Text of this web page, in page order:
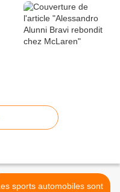
sports automobiles sont